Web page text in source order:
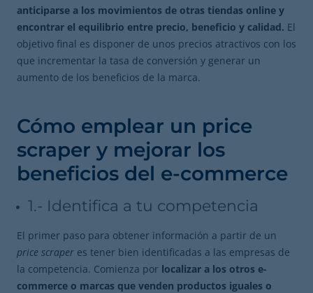
anticiparse a los movimientos de otras tiendas online y
encontrar el equilibrio entre precio, beneficio y calidad. El
objetivo final es disponer de unos precios atractivos con los
que incrementar la tasa de conversión y generar un
aumento de los beneficios de la marca.
Cómo emplear un price
scraper y mejorar los
beneficios del e-commerce
1.- Identifica a tu competencia
El primer paso para obtener información a partir de un
price scraper es tener bien identificadas a las empresas de
la competencia. Comienza por localizar a los otros e-
commerce o marcas que venden productos iguales o